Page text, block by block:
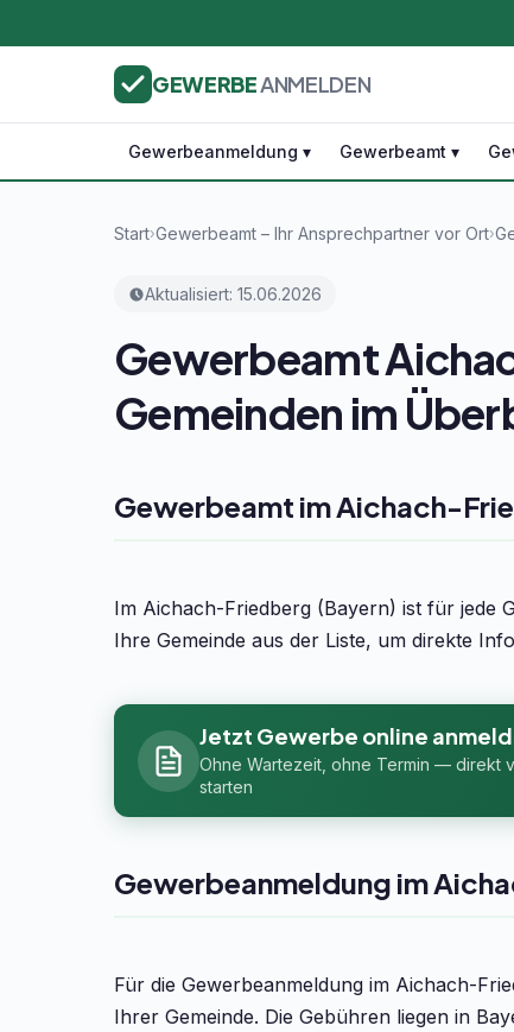
GEWERBEANMELDEN
Gewerbeanmeldung ▾ Gewerbeamt ▾
Start›Gewerbeamt – Ihr Ansprechpartner vor Ort›
Aktualisiert: 15.06.2026
Gewerbeamt
Gemeinden im
Gewerbeamt im Aichach-
Im Aichach-Friedberg (Bayern) ist für jede
Ihre Gemeinde aus der Liste, um direkte
Jetzt Gewerbe online
Ohne Wartezeit, ohne Termin — direkt
starten
Gewerbeanmeldung im
Für die Gewerbeanmeldung im Aichach-
Ihrer Gemeinde. Die Gebühren liegen in